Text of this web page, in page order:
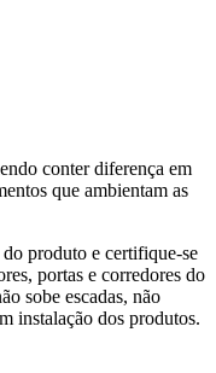
conter diferença em
que ambientam as
produto e certifique-se
portas e corredores do
sobe escadas, não
instalação dos produtos.